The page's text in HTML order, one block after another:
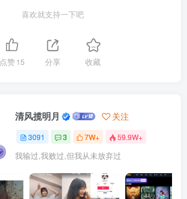
喜欢就支持一下吧
点赞15 分享 收藏
清风揽明月 关注
3091 3 7W+ 59.9W+
我输过,我败过,但我从未放弃过